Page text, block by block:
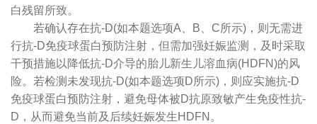
白残留所致。
若确认存在抗-D(如本题选项A、B、C所示)，则无需进
行抗-D免疫球蛋白预防注射，但需加强妊娠监测，及时采取
干预措施以降低抗-D介导的胎儿新生儿溶血病(HDFN)的风
险。若检测未发现抗-D(如本题选项D所示)，则应实施抗-D
免疫球蛋白预防注射，避免母体被D抗原致敏产生免疫性抗-
D，从而避免当前及后续妊娠发生HDFN。